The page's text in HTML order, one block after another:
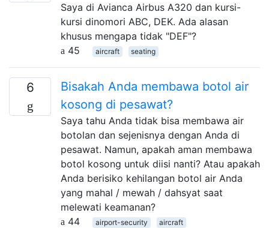
Saya di Avianca Airbus A320 dan kursi-
kursi dinomori ABC, DEK. Ada alasan
khusus mengapa tidak "DEF"?
45
aircraft seating
6
Bisakah Anda membawa botol air
kosong di pesawat?
Saya tahu Anda tidak bisa membawa air
botolan dan sejenisnya dengan Anda di
pesawat. Namun, apakah aman membawa
botol kosong untuk diisi nanti? Atau apakah
Anda berisiko kehilangan botol air Anda
yang mahal / mewah / dahsyat saat
melewati keamanan?
44
airport-security aircraft